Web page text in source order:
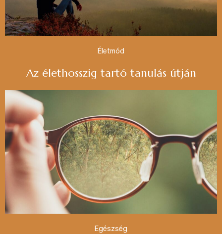
Életmód
Az élethosszig tartó tanulás útján
Egészség